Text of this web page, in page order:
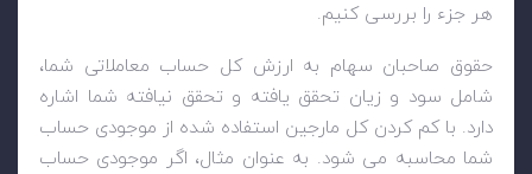
هر جزء را بررسی کنیم.
حقوق صاحبان سهام به ارزش کل حساب معاملاتی شما،
شامل سود و زیان تحقق یافته و تحقق نیافته شما اشاره
دارد. با کم کردن کل مارجین استفاده شده از موجودی حساب
شما محاسبه می شود. به عنوان مثال، اگر موجودی حساب